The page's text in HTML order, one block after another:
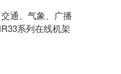
通、气象、广播
系列在线机架